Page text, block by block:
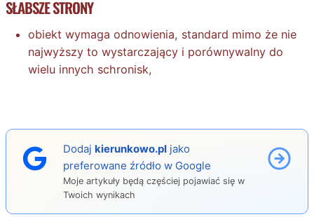
SŁABSZE STRONY
obiekt wymaga odnowienia, standard mimo że nie
najwyższy to wystarczający i porównywalny do
wielu innych schronisk,
Dodajkierunkowo.pl jako
preferowane źródło w Google
Moje artykuły będą częściej pojawiać się w
Twoich wynikach